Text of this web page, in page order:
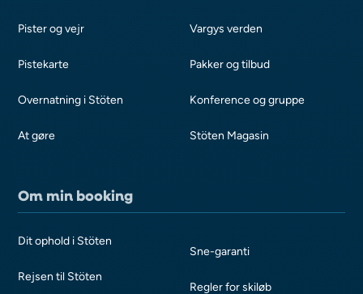
Pister og vejr
Pistekarte
Overnatning i Stöten
At gøre
Vargys verden
Pakker og tilbud
Konference og gruppe
Stöten Magasin
Om min booking
Dit ophold i Stöten
Rejsen til Stöten
Sne-garanti
Regler for skiløb